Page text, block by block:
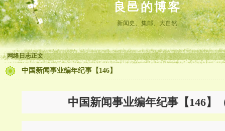
良邑的博客
新闻史、集邮、大自然
网络日志正文
中国新闻事业编年纪事【146】
中国新闻事业编年纪事【146】